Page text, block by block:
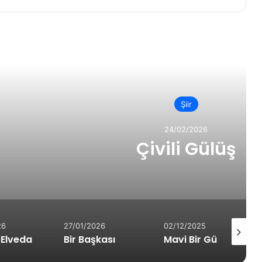
27/01/2026
Bir Başkası
02/12/2025
Mavi Bir Günün Renksiz Akşamı Evim